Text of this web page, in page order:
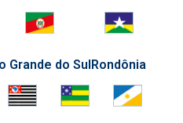
Grande do SulRondônia